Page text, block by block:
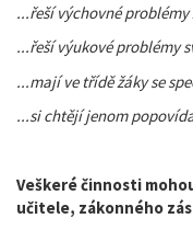
...řeší výchovné problémy
...řeší výukové problémy
...mají ve třídě žáky se
...si chtějí jenom
Veškeré činnosti
učitele, zákonného